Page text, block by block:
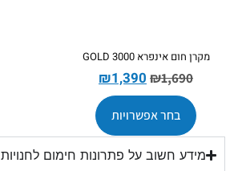
מקרן חום אינפרא GOLD 3000
₪1,690
₪1,390
בחר אפשרויות
מידע חשוב על פתרונות חימום לחנויות